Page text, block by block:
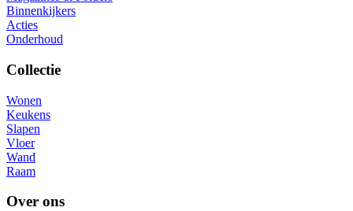
Binnenkijkers
Acties
Onderhoud
Collectie
Wonen
Keukens
Slapen
Vloer
Wand
Raam
Over ons